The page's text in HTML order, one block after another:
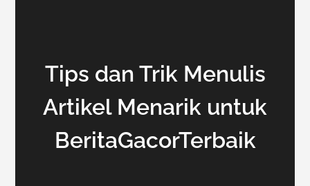
Tips dan Trik Menulis
Artikel Menarik untuk
BeritaGacorTerbaik